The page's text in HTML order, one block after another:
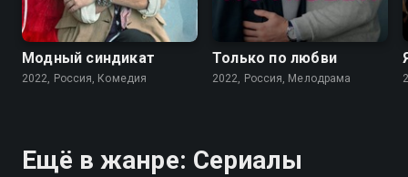
7.6
Модный синдикат
2022, Россия, Комедия
Только по любви
2022, Россия, Мелодрама
Ещё в жанре: Сериалы